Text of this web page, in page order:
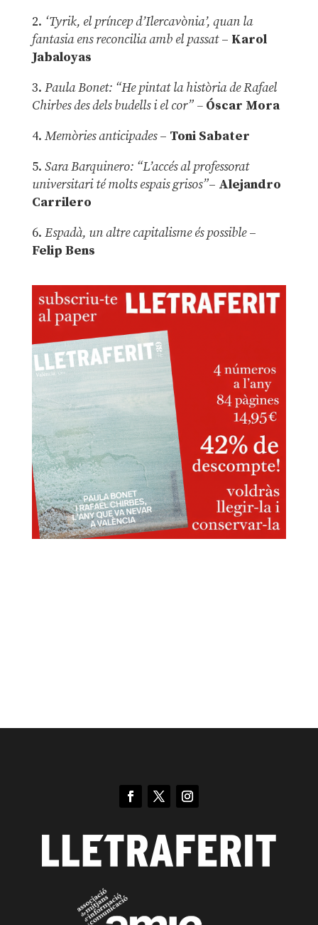
2. ‘Tyrik, el príncep d’Ilercavònia’, quan la
fantasia ens reconcilia amb el passat– Karol
Jabaloyas
3. Paula Bonet: “He pintat la història de Rafael
Chirbes des dels budells i el cor” –Óscar Mora
4. Memòries anticipades– Toni Sabater
5. Sara Barquinero: “L’accés al professorat
universitari té molts espais grisos”– Alejandro
Carrilero
6. Espadà, un altre capitalisme és possible –
Felip Bens